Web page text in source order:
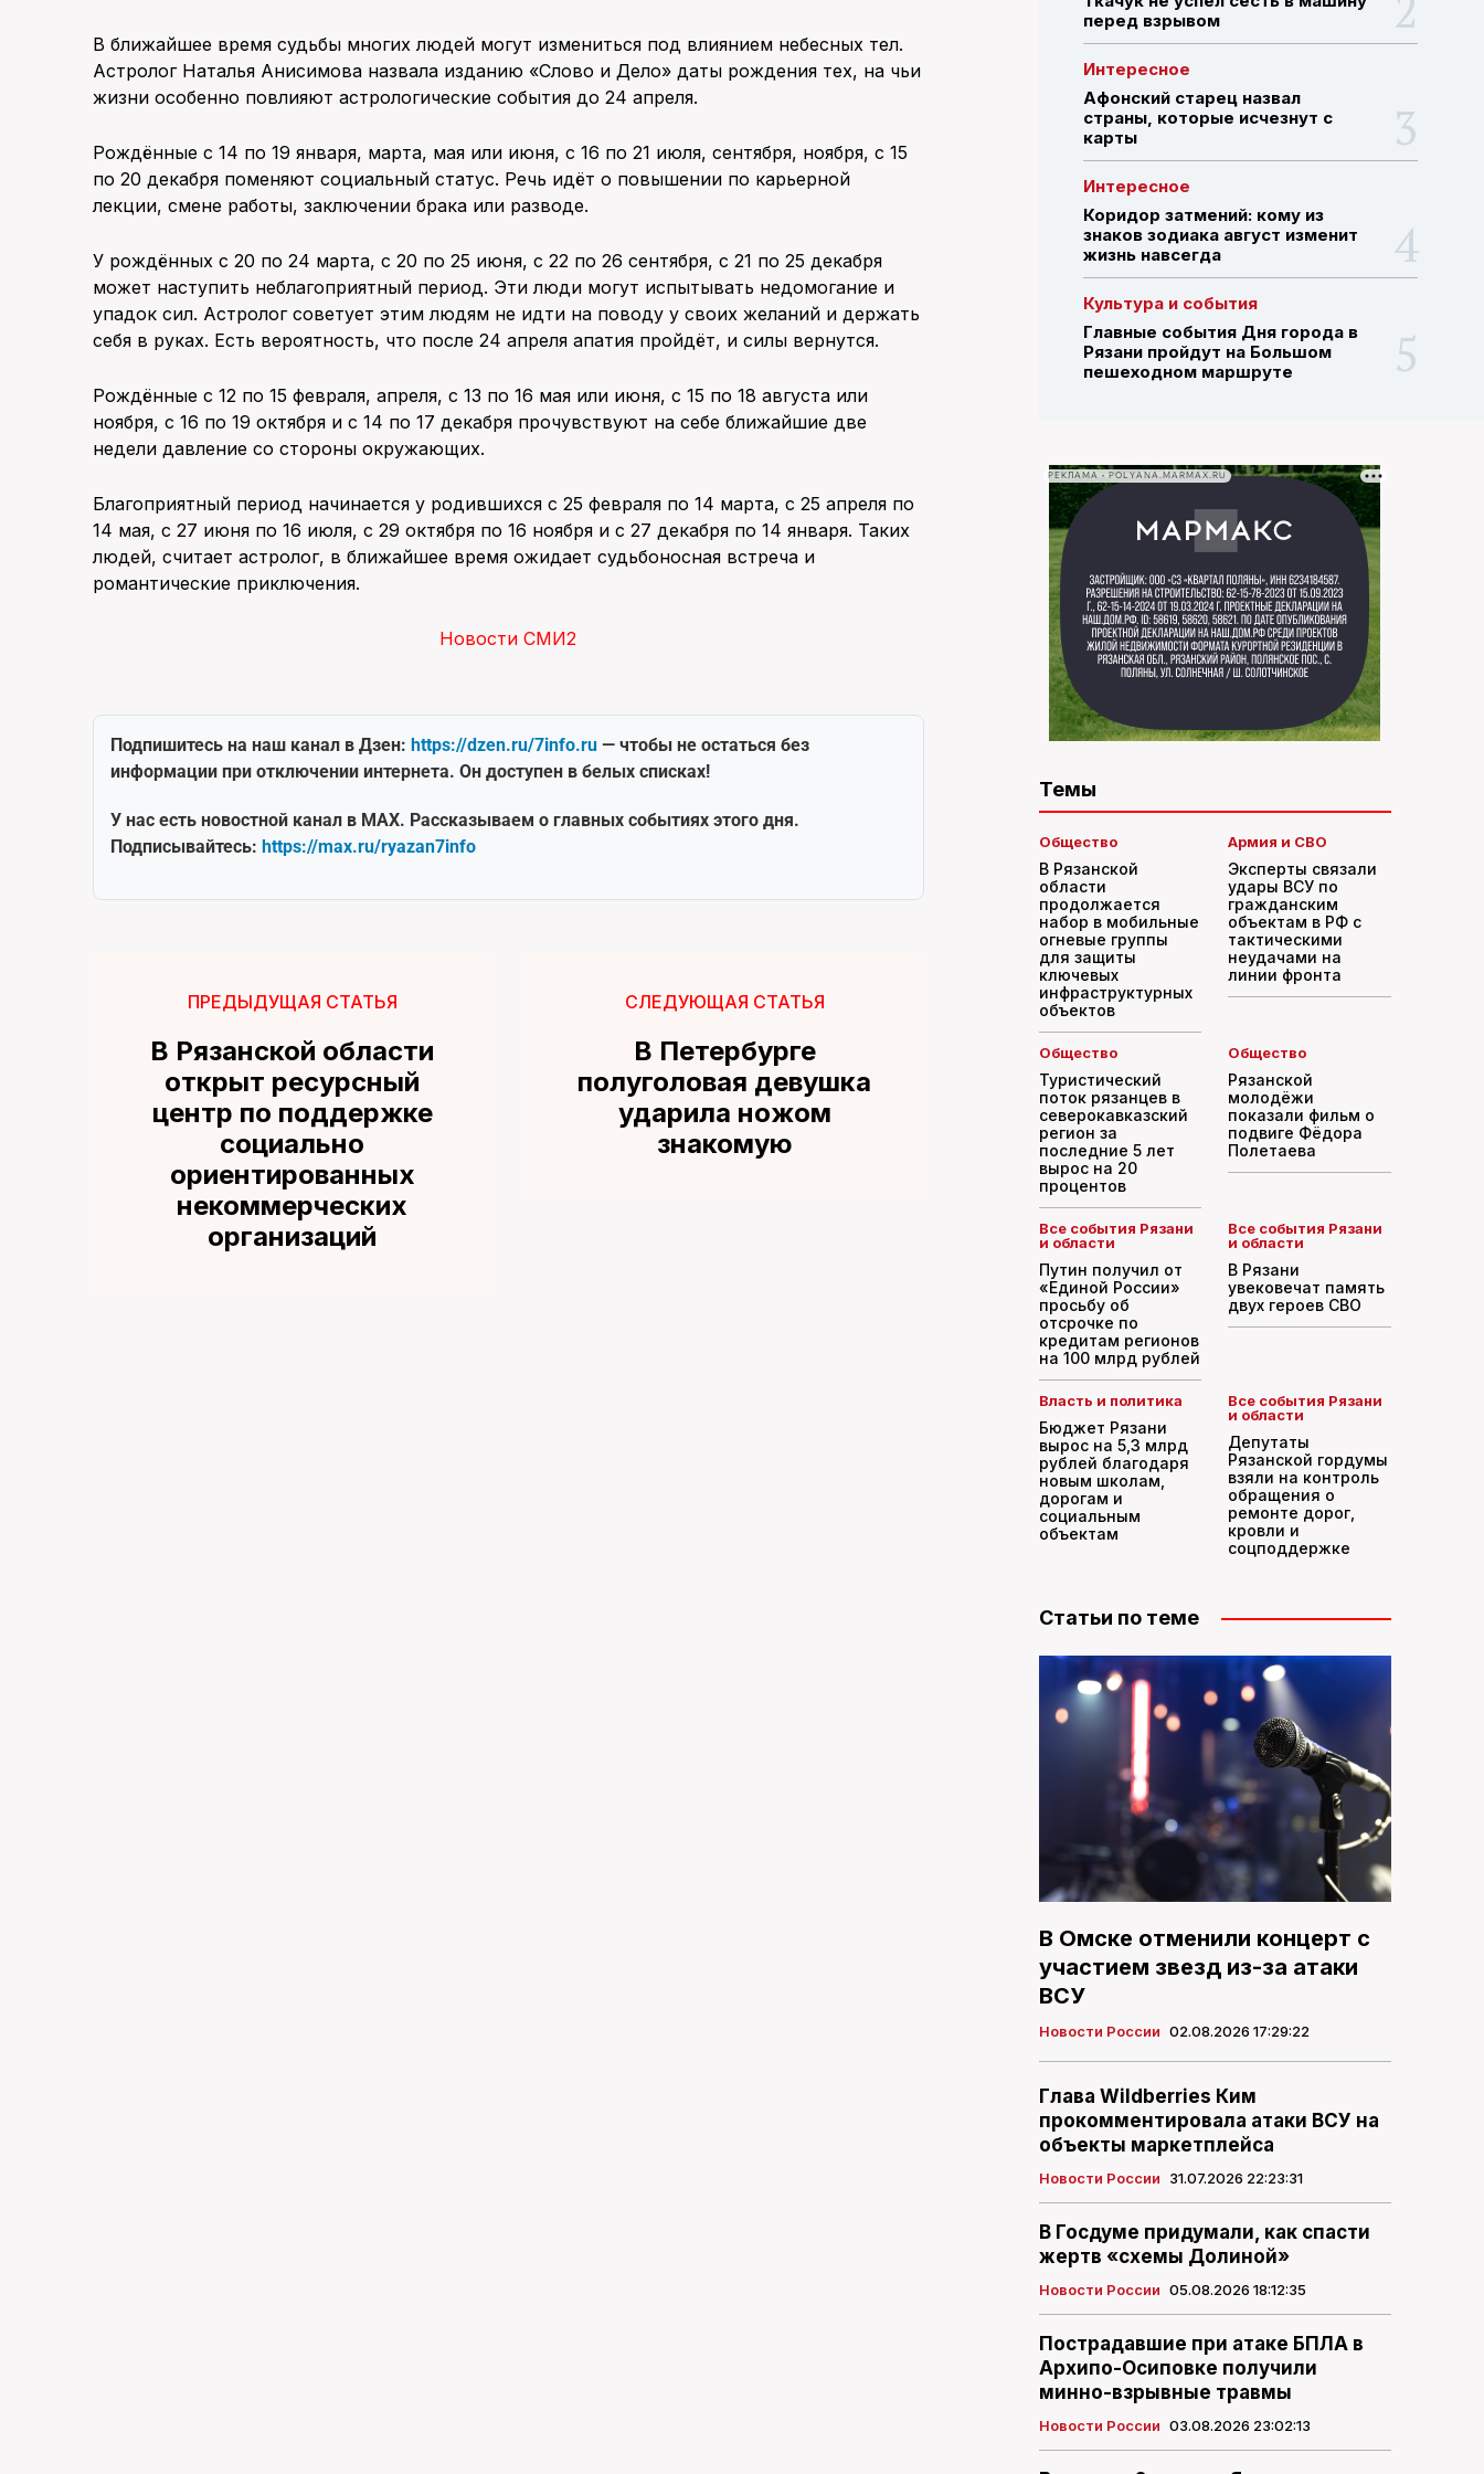
ПОИСК ПО САЙТУ
В ближайшее время судьбы многих людей могут измениться под влиянием небесных тел.
Астролог Наталья Анисимова назвала изданию «Слово и Дело» даты рождения тех, на чьи
жизни особенно повлияют астрологические события до 24 апреля.
Рождённые с 14 по 19 января, марта, мая или июня, с 16 по 21 июля, сентября, ноября, с 15
по 20 декабря поменяют социальный статус. Речь идёт о повышении по карьерной
лекции, смене работы, заключении брака или разводе.
У рождённых с 20 по 24 марта, с 20 по 25 июня, с 22 по 26 сентября, с 21 по 25 декабря
может наступить неблагоприятный период. Эти люди могут испытывать недомогание и
упадок сил. Астролог советует этим людям не идти на поводу у своих желаний и держать
себя в руках. Есть вероятность, что после 24 апреля апатия пройдёт, и силы вернутся.
Рождённые с 12 по 15 февраля, апреля, с 13 по 16 мая или июня, с 15 по 18 августа или
ноября, с 16 по 19 октября и с 14 по 17 декабря прочувствуют на себе ближайшие две
недели давление со стороны окружающих.
Благоприятный период начинается у родившихся с 25 февраля по 14 марта, с 25 апреля по
14 мая, с 27 июня по 16 июля, с 29 октября по 16 ноября и с 27 декабря по 14 января. Таких
людей, считает астролог, в ближайшее время ожидает судьбоносная встреча и
романтические приключения.
Новости СМИ2
Подпишитесь на наш канал в Дзен: https://dzen.ru/7info.ru — чтобы не остаться без
информации при отключении интернета. Он доступен в белых списках!
У нас есть новостной канал в MAX. Рассказываем о главных событиях этого дня.
Подписывайтесь: https://max.ru/ryazan7info
ПРЕДЫДУЩАЯ СТАТЬЯ
В Рязанской области
открыт ресурсный
центр по поддержке
социально
ориентированных
некоммерческих
организаций
СЛЕДУЮЩАЯ СТАТЬЯ
В Петербурге
полуголовая девушка
ударила ножом
знакомую
перед взрывом
Интересное
Афонский старец назвал
страны, которые исчезнут с
карты
Интересное
Коридор затмений: кому из
знаков зодиака август изменит
жизнь навсегда
Культура и события
Главные события Дня города в
Рязани пройдут на Большом
пешеходном маршруте
РЕКЛАМА • POLYANA.MARMAX.RU
Темы
Общество
В Рязанской
области
продолжается
набор в мобильные
огневые группы
для защиты
ключевых
инфраструктурных
объектов
Армия и СВО
Эксперты связали
удары ВСУ по
гражданским
объектам в РФ с
тактическими
неудачами на
линии фронта
Общество
Туристический
поток рязанцев в
северокавказский
регион за
последние 5 лет
вырос на 20
процентов
Общество
Рязанской
молодёжи
показали фильм о
подвиге Фёдора
Полетаева
Все события Рязани
и области
Путин получил от
«Единой России»
просьбу об
отсрочке по
кредитам регионов
на 100 млрд рублей
Все события Рязани
и области
В Рязани
увековечат память
двух героев СВО
Власть и политика
Бюджет Рязани
вырос на 5,3 млрд
рублей благодаря
новым школам,
дорогам и
социальным
объектам
Все события Рязани
и области
Депутаты
Рязанской гордумы
взяли на контроль
обращения о
ремонте дорог,
кровли и
соцподдержке
Статьи по теме
В Омске отменили концерт с
участием звезд из-за атаки
ВСУ
Новости России 02.08.2026 17:29:22
Глава Wildberries Ким
прокомментировала атаки ВСУ на
объекты маркетплейса
Новости России 31.07.2026 22:23:31
В Госдуме придумали, как спасти
жертв «схемы Долиной»
Новости России 05.08.2026 18:12:35
Пострадавшие при атаке БПЛА в
Архипо-Осиповке получили
минно-взрывные травмы
Новости России 03.08.2026 23:02:13